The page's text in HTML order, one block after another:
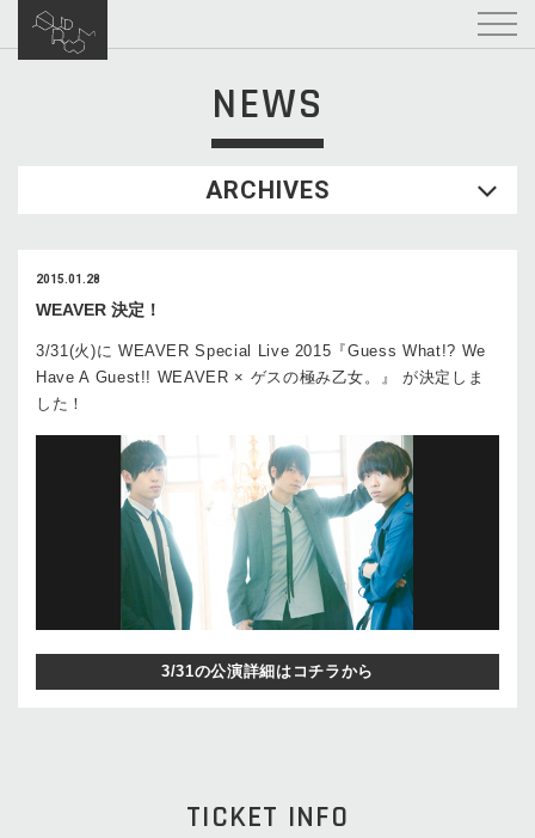
NEWS
ARCHIVES
2015.01.28
WEAVER 決定！
3/31(火)に WEAVER Special Live 2015『Guess What!? We
Have A Guest!! WEAVER × ゲスの極み乙女。』 が決定しま
した！
3/31の公演詳細はコチラから
TICKET INFO